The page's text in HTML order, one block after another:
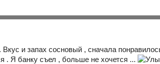
и запах сосновый , сначала
. Я банку съел , больше не хочется ...